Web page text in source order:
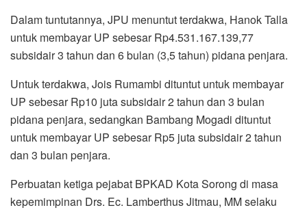
Dalam tuntutannya, JPU menuntut terdakwa, Hanok Talla
untuk membayar UP sebesar Rp4.531.167.139,77
subsidair 3 tahun dan 6 bulan (3,5 tahun) pidana penjara.
Untuk terdakwa, Jois Rumambi dituntut untuk membayar
UP sebesar Rp10 juta subsidair 2 tahun dan 3 bulan
pidana penjara, sedangkan Bambang Mogadi dituntut
untuk membayar UP sebesar Rp5 juta subsidair 2 tahun
dan 3 bulan penjara.
Perbuatan ketiga pejabat BPKAD Kota Sorong di masa
kepemimpinan Drs. Ec. Lamberthus Jitmau, MM selaku